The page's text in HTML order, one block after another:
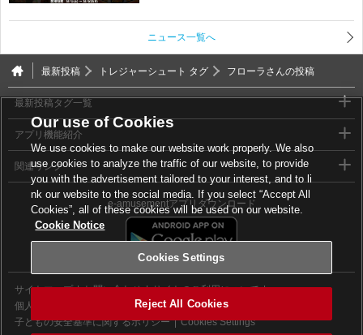
ニュース一覧へ
最新投稿 トレジャーシュート タグ フローラさんの投稿
最新投稿タグ一覧
アプリ機能紹介
関連リンク
e-amusementアプリダウンロード
サイトマップ お問い合わせ
サイトのご利用について
個人情報等保護方針
外部送信について
子どもの安全基準に関するポリシー
Cookies Settings
Our use of Cookies
We use cookies to make our website work properly. We also
use cookies to analyze the traffic of our website, to provide
you with the advertisement tailored to your interest, and to li
nk our website to the social media. If you select “Accept All
Cookies”, all of these cookies will be used on our website.
Cookie Notice
Cookies Settings
Reject All Cookies